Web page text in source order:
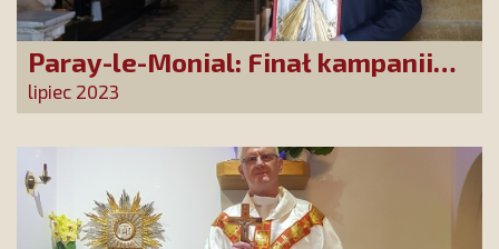
Paray-le-Monial: Finał kampanii
„Najświętsze Serce Pana Jezusa,
poświęcam się Tobie!”
lipiec 2023